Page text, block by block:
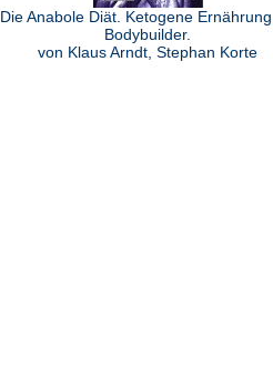
Die Anabole Diät. Ketogene
Bodybuilder.
von Klaus Arndt, Stephan Korte